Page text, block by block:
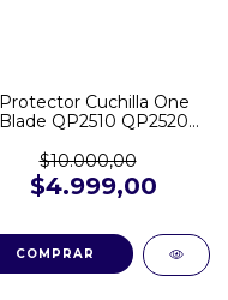
Protector Cuchilla One
Blade QP2510 QP2520
$10.000,00
$4.999,00